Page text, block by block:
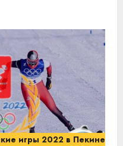
игры 2022 в Пекине.